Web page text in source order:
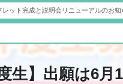
レット完成と説明会リニューアルのお知
度生】出願は6